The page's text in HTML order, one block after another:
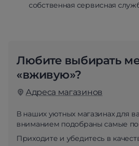
собственная сервисная
Любите выбирать
«вживую»?
Адреса магазинов
В наших уютных магазинах для
вниманием подобраны самые
Приходите и убедитесь в